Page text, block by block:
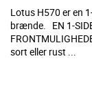
Lotus H570 er en
brænde. EN 1-
sort eller rust ...